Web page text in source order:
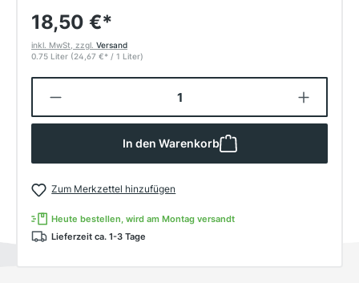
18,50 €*
inkl. MwSt, zzgl. Versand
0.75 Liter (24,67 €* / 1 Liter)
Produkt Anzahl: Gib den
In den Warenkorb
Zum Merkzettel hinzufügen
Heute bestellen, wird am Montag versandt
Lieferzeit ca. 1-3 Tage